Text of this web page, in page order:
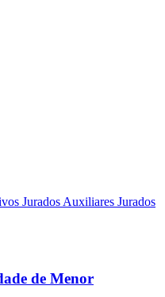
Jurados Auxiliares Jurados
de Menor